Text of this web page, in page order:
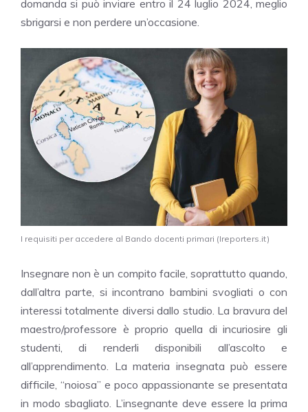
domanda si può inviare entro il 24 luglio 2024, meglio
sbrigarsi e non perdere un’occasione.
I requisiti per accedere al Bando docenti primari (Ireporters.it)
Insegnare non è un compito facile, soprattutto quando,
dall’altra parte, si incontrano bambini svogliati o con
interessi totalmente diversi dallo studio. La bravura del
maestro/professore è proprio quella di incuriosire gli
studenti, di renderli disponibili all’ascolto e
all’apprendimento. La materia insegnata può essere
difficile, “noiosa” e poco appassionante se presentata
in modo sbagliato. L’insegnante deve essere la prima